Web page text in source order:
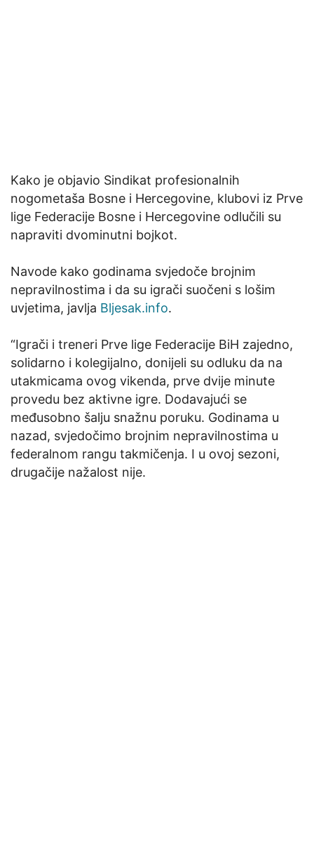
Kako je objavio Sindikat profesionalnih
nogometaša Bosne i Hercegovine, klubovi iz Prve
lige Federacije Bosne i Hercegovine odlučili su
napraviti dvominutni bojkot.
Navode kako godinama svjedoče brojnim
nepravilnostima i da su igrači suočeni s lošim
uvjetima, javlja Bljesak.info.
“Igrači i treneri Prve lige Federacije BiH zajedno,
solidarno i kolegijalno, donijeli su odluku da na
utakmicama ovog vikenda, prve dvije minute
provedu bez aktivne igre. Dodavajući se
međusobno šalju snažnu poruku. Godinama u
nazad, svjedočimo brojnim nepravilnostima u
federalnom rangu takmičenja. I u ovoj sezoni,
drugačije nažalost nije.